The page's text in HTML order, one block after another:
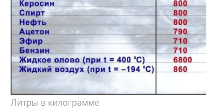
Литры в килограмме